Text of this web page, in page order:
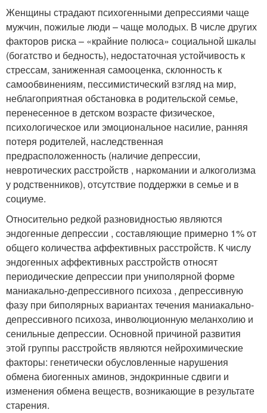
Женщины страдают психогенными депрессиями чаще
мужчин, пожилые люди – чаще молодых. В числе других
факторов риска – «крайние полюса» социальной шкалы
(богатство и бедность), недостаточная устойчивость к
стрессам, заниженная самооценка, склонность к
самообвинениям, пессимистический взгляд на мир,
неблагоприятная обстановка в родительской семье,
перенесенное в детском возрасте физическое,
психологическое или эмоциональное насилие, ранняя
потеря родителей, наследственная
предрасположенность (наличие депрессии,
невротических расстройств , наркомании и алкоголизма
у родственников), отсутствие поддержки в семье и в
социуме.
Относительно редкой разновидностью являются
эндогенные депрессии , составляющие примерно 1% от
общего количества аффективных расстройств. К числу
эндогенных аффективных расстройств относят
периодические депрессии при униполярной форме
маниакально-депрессивного психоза , депрессивную
фазу при биполярных вариантах течения маниакально-
депрессивного психоза, инволюционную меланхолию и
сенильные депрессии. Основной причиной развития
этой группы расстройств являются нейрохимические
факторы: генетически обусловленные нарушения
обмена биогенных аминов, эндокринные сдвиги и
изменения обмена веществ, возникающие в результате
старения.